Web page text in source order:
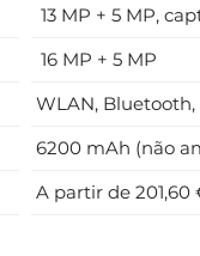
13 MP + 5 MP,
16 MP + 5 MP
WLAN, Bluetooth,
6200 mAh (não
A partir de 201,60